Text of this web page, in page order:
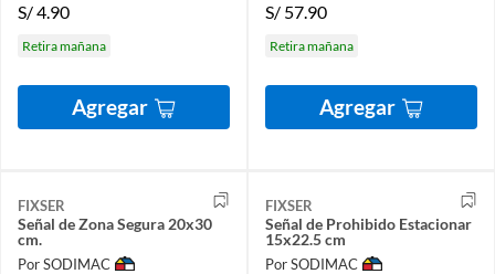
S/4.90
Retira mañana
Agregar
S/ 57.90
Retira mañana
Agregar
FIXSER
Señal de Zona Segura 20x30
cm.
Por SODIMAC
FIXSER
Señal de Prohibido Estacionar
15x22.5 cm
Por SODIMAC